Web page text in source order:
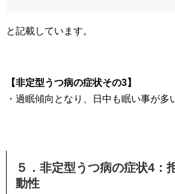
と記載しています。
【非定型うつ病の症状その3】
・過眠傾向となり、日中も眠い事が多
５．非定型うつ病の症状4：
動性